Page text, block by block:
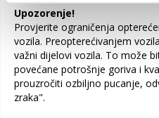
Upozorenje!
Provjerite ograničenja
vozila. Preopterećivanjem
važni dijelovi vozila. To može
povećane potrošnje goriva i
prouzročiti ozbiljno pucanje,
zraka".